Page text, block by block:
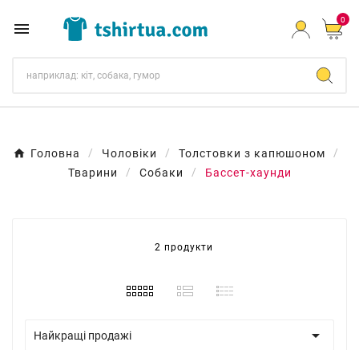
 0
Головна Чоловіки
Толстовки з капюшоном
Тварини
Собаки Бассет-хаунди
2 продукти
Найкращі продажі 